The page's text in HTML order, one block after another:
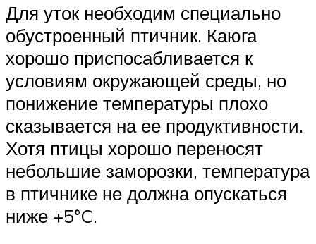
Для уток необходим специально
обустроенный птичник. Каюга
хорошо приспосабливается к
условиям окружающей среды, но
понижение температуры плохо
сказывается на ее продуктивности.
Хотя птицы хорошо переносят
небольшие заморозки, температура
в птичнике не должна опускаться
ниже +5°C.